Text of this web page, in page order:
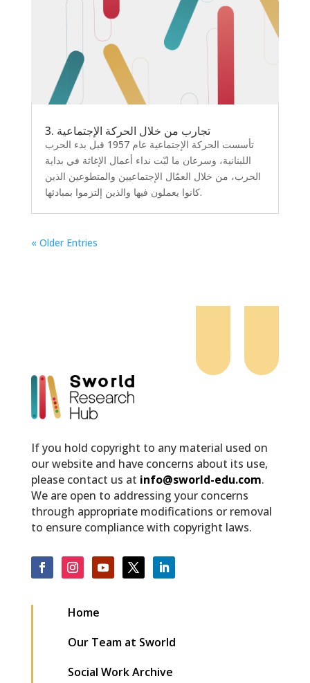
3. تجارب من خلال الحركة الإجتماعية
تأسست الحركة الإجتماعية عام 1957 قبل بدء الحرب
اللبنانية، وسرعان ما لبّت نداء أعمال الإغاثة في بداية
الحرب، من خلال العمّال الإجتماعيين والمتطوعين الذين
كانوا يعملون فيها والذين إلتزموا بمبادئها.
« Older Entries
If you hold copyright to any material used on
our website and have concerns about its use,
please contact us at info@sworld-edu.com.
We are open to addressing your concerns
through appropriate modifications or removal
to ensure compliance with copyright laws.
Home
Our Team at Sworld
Social Work Archive